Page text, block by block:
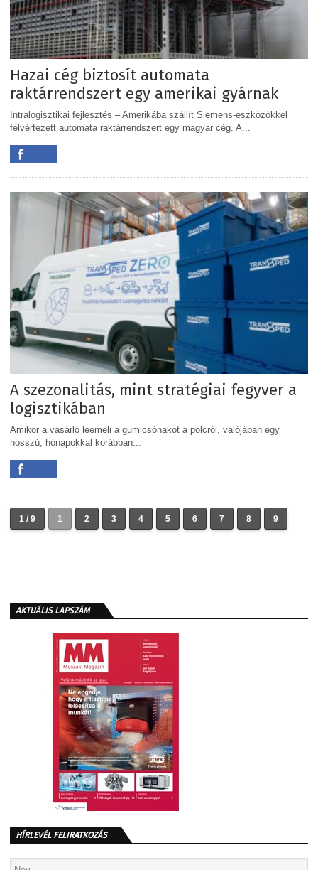
Hazai cég biztosít automata
raktárrendszert egy amerikai gyárnak
Intralogisztikai fejlesztés – Amerikába szállít Siemens-eszközökkel
felvértezett automata raktárrendszert egy magyar cég. A...
A szezonalitás, mint stratégiai fegyver a
logisztikában
Amikor a vásárló leemeli a gumicsónakot a polcról, valójában egy
hosszú, hónapokkal korábban...
1 / 9 1 2 3 4 5 6 7 8 9
AKTUÁLIS LAPSZÁM
HÍRLEVÉL FELIRATKOZÁS